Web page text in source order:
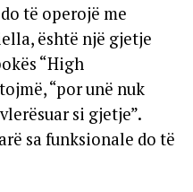
të operojë me
është një gjetje
“High
“por unë nuk
si gjetje”.
sa funksionale do të